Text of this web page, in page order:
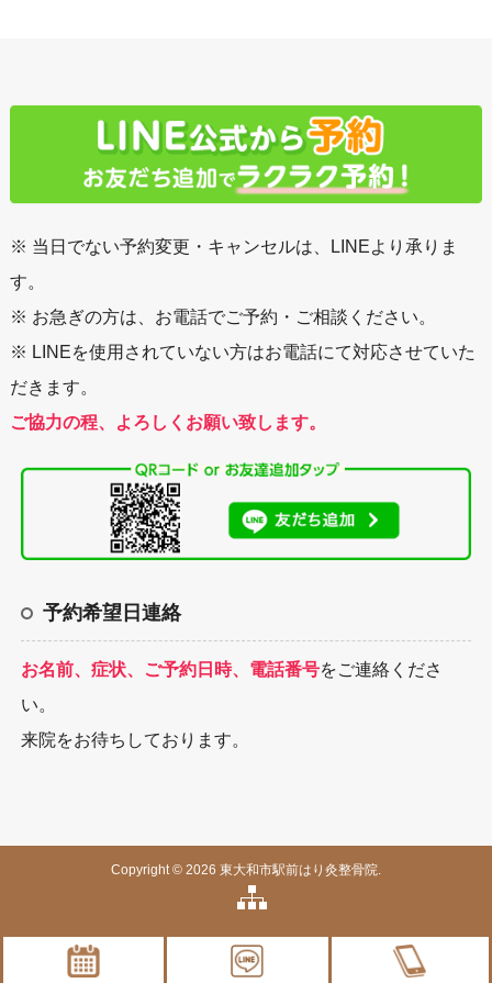
※ 当日でない予約変更・キャンセルは、LINEより承りま
す。
※ お急ぎの方は、お電話でご予約・ご相談ください。
※ LINEを使用されていない方はお電話にて対応させていた
だきます。
ご協力の程、よろしくお願い致します。
予約希望日連絡
お名前、症状、ご予約日時、電話番号をご連絡くださ
い。
来院をお待ちしております。
Copyright © 2026 東大和市駅前はり灸整骨院.